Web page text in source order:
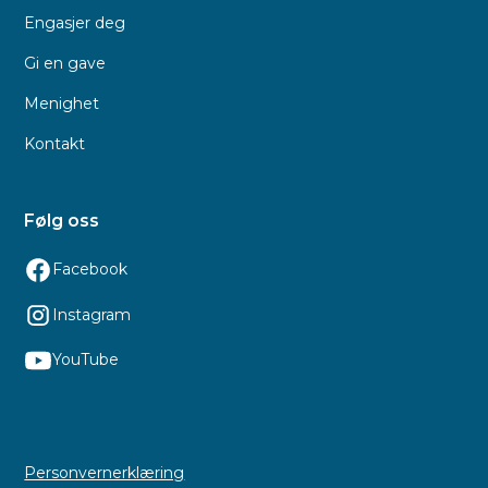
Engasjer deg
Gi en gave
Menighet
Kontakt
Følg oss
Facebook
Instagram
YouTube
Personvernerklæring